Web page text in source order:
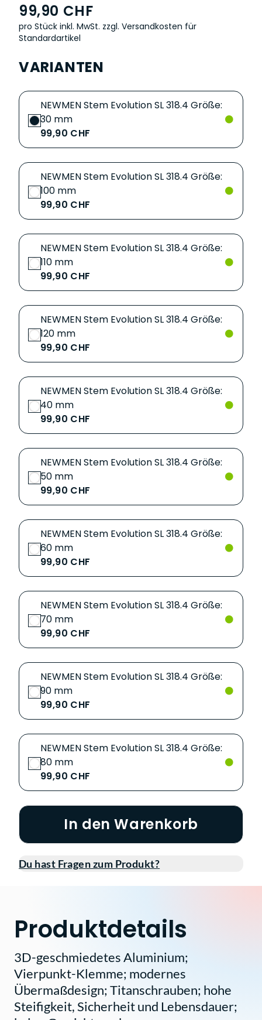
99,90 CHF
pro Stück inkl. MwSt. zzgl. Versandkosten für
Standardartikel
VARIANTEN
NEWMEN Stem Evolution SL 318.4 Größe:
30 mm
99,90 CHF
NEWMEN Stem Evolution SL 318.4 Größe:
100 mm
99,90 CHF
NEWMEN Stem Evolution SL 318.4 Größe:
110 mm
99,90 CHF
NEWMEN Stem Evolution SL 318.4 Größe:
120 mm
99,90 CHF
NEWMEN Stem Evolution SL 318.4 Größe:
40 mm
99,90 CHF
NEWMEN Stem Evolution SL 318.4 Größe:
50 mm
99,90 CHF
NEWMEN Stem Evolution SL 318.4 Größe:
60 mm
99,90 CHF
NEWMEN Stem Evolution SL 318.4 Größe:
70 mm
99,90 CHF
NEWMEN Stem Evolution SL 318.4 Größe:
90 mm
99,90 CHF
NEWMEN Stem Evolution SL 318.4 Größe:
80 mm
99,90 CHF
In den Warenkorb
Du hast Fragen zum Produkt?
Produktdetails
3D-geschmiedetes Aluminium;
Vierpunkt-Klemme; modernes
Übermaßdesign; Titanschrauben; hohe
Steifigkeit, Sicherheit und Lebensdauer;